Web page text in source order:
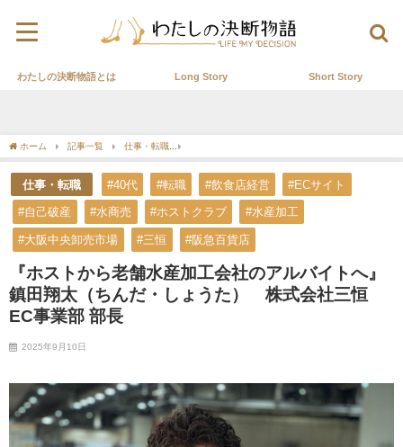
わたしの決断物語とは Long Story Short Story
ホーム 記事一覧 仕事・転職
仕事・転職 #40代 #転職 #飲食店経営 #ECサイト
#自己破産 #水商売 #ホストクラブ #水産加工
#大阪中央卸売市場 #三恒 #阪急百貨店
『ホストから老舗水産加工会社のアルバイトへ』
鎮田翔太（ちんだ・しょうた） 株式会社三恒
EC事業部 部長
2025年9月10日